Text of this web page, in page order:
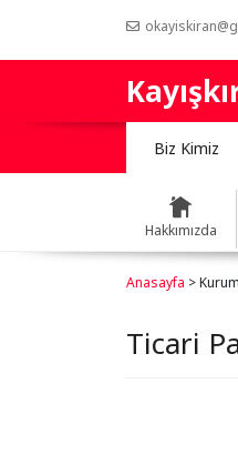
Biz Kimiz
Hakkımızda
Anasayfa >
Ticari